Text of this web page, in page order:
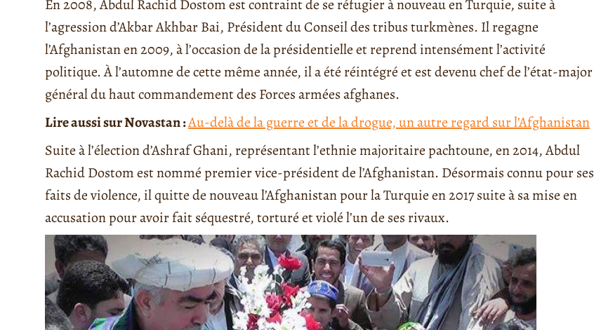
En 2008, Abdul Rachid Dostom est contraint de se réfugier à nouveau en Turquie, suite à
l’agression d’Akbar Akhbar Bai, Président du Conseil des tribus turkmènes. Il regagne
l’Afghanistan en 2009, à l’occasion de la présidentielle et reprend intensément l’activité
politique. À l’automne de cette même année, il a été réintégré et est devenu chef de l’état-major
général du haut commandement des Forces armées afghanes.
Lire aussi sur Novastan :Au-delà de la guerre et de la drogue, un autre regard sur l’Afghanistan
Suite à l’élection d’Ashraf Ghani, représentant l’ethnie majoritaire pachtoune, en 2014, Abdul
Rachid Dostom est nommé premier vice-président de l’Afghanistan. Désormais connu pour ses
faits de violence, il quitte de nouveau l’Afghanistan pour la Turquie en 2017 suite à sa mise en
accusation pour avoir fait séquestré, torturé et violé l’un de ses rivaux.